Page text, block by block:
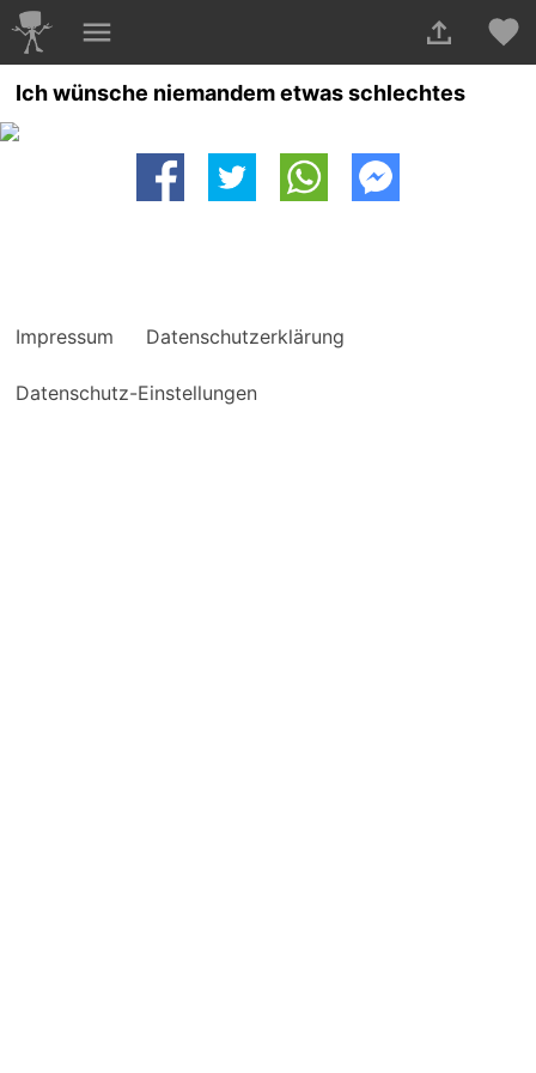
Ich wünsche niemandem etwas schlechtes
Impressum Datenschutzerklärung
Datenschutz-Einstellungen